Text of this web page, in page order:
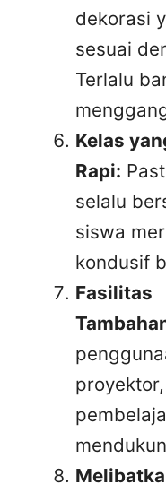
dekorasi
sesuai
Terlalu
Kelas
Rapi:
selalu
siswa
kondusif
Fasilitas